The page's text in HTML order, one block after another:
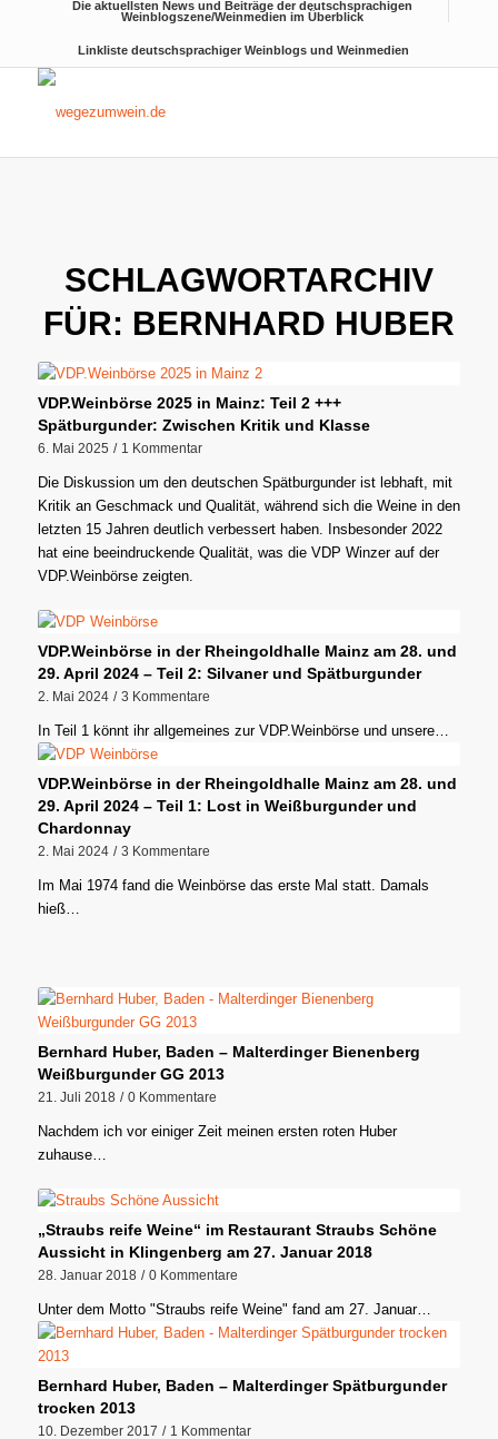
Die aktuellsten News und Beiträge der deutschsprachigen
Weinblogszene/Weinmedien im Überblick
Linkliste deutschsprachiger Weinblogs und Weinmedien
SCHLAGWORTARCHIV
FÜR: BERNHARD HUBER
VDP.Weinbörse 2025 in Mainz: Teil 2 +++
Spätburgunder: Zwischen Kritik und Klasse
6. Mai 2025 / 1 Kommentar
Die Diskussion um den deutschen Spätburgunder ist lebhaft, mit
Kritik an Geschmack und Qualität, während sich die Weine in den
letzten 15 Jahren deutlich verbessert haben. Insbesonder 2022
hat eine beeindruckende Qualität, was die VDP Winzer auf der
VDP.Weinbörse zeigten.
VDP.Weinbörse in der Rheingoldhalle Mainz am 28. und
29. April 2024 – Teil 2: Silvaner und Spätburgunder
2. Mai 2024 / 3 Kommentare
In Teil 1 könnt ihr allgemeines zur VDP.Weinbörse und unsere…
VDP.Weinbörse in der Rheingoldhalle Mainz am 28. und
29. April 2024 – Teil 1: Lost in Weißburgunder und
Chardonnay
2. Mai 2024 / 3 Kommentare
Im Mai 1974 fand die Weinbörse das erste Mal statt. Damals
hieß…
Bernhard Huber, Baden – Malterdinger Bienenberg
Weißburgunder GG 2013
21. Juli 2018 / 0 Kommentare
Nachdem ich vor einiger Zeit meinen ersten roten Huber
zuhause…
„Straubs reife Weine“ im Restaurant Straubs Schöne
Aussicht in Klingenberg am 27. Januar 2018
28. Januar 2018 / 0 Kommentare
Unter dem Motto "Straubs reife Weine" fand am 27. Januar…
Bernhard Huber, Baden – Malterdinger Spätburgunder
trocken 2013
10. Dezember 2017 / 1 Kommentar